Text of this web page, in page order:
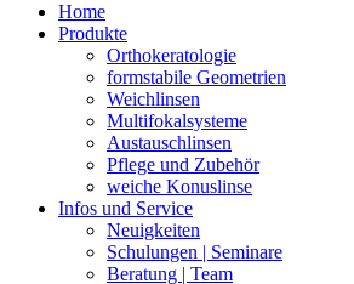
Home
Produkte
Orthokeratologie
formstabile Geometrien
Weichlinsen
Multifokalsysteme
Austauschlinsen
Pflege und Zubehör
weiche Konuslinse
Infos und Service
Neuigkeiten
Schulungen | Seminare
Beratung | Team